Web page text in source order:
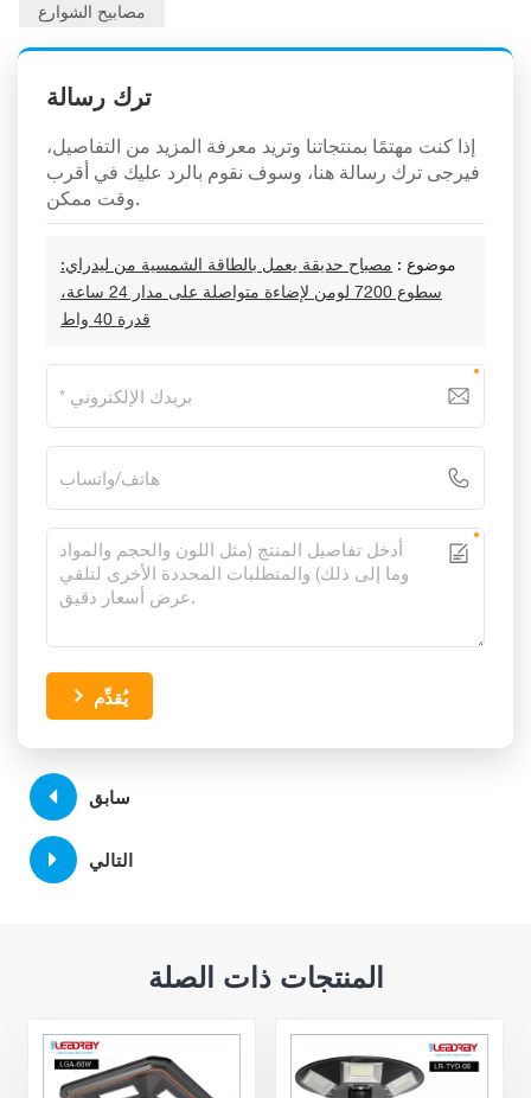
مصابيح الشوارع
ترك رسالة
إذا كنت مهتمًا بمنتجاتنا وتريد معرفة المزيد من التفاصيل،
فيرجى ترك رسالة هنا، وسوف نقوم بالرد عليك في أقرب
وقت ممكن.
موضوع : مصباح حديقة يعمل بالطاقة الشمسية من ليدراي:
سطوع 7200 لومن لإضاءة متواصلة على مدار 24 ساعة،
قدرة 40 واط
يُقدِّم
سابق
التالي
المنتجات ذات الصلة